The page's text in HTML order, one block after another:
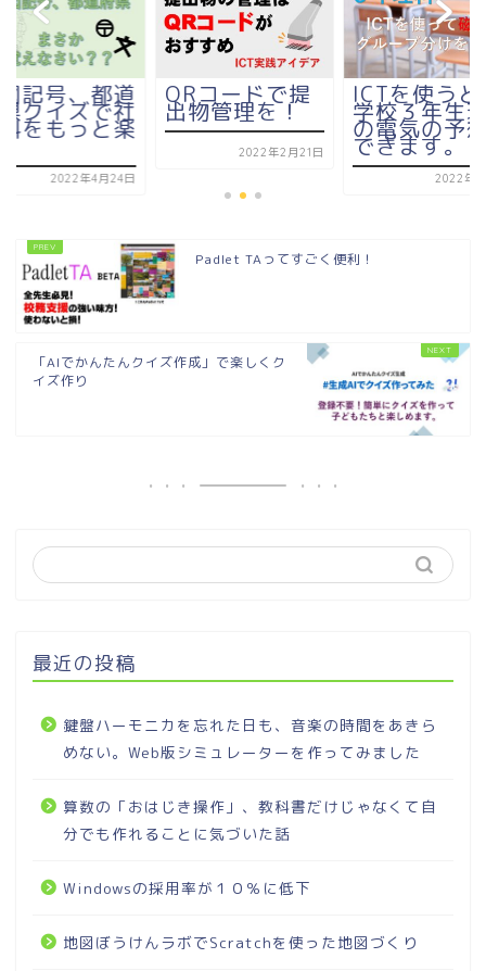
記号、都道
クイズで社
をもっと楽
2022年4月24日
QRコードで提
出物管理を！
2022年2月21日
ICTを使うと
学校３年生
の電気の予
できます。
2022年1
Padlet TAってすごく便利！
「AIでかんたんクイズ作成」で楽しくク
イズ作り
最近の投稿
鍵盤ハーモニカを忘れた日も、音楽の時間をあきら
めない。Web版シミュレーターを作ってみました
算数の「おはじき操作」、教科書だけじゃなくて自
分でも作れることに気づいた話
Windowsの採用率が１０％に低下
地図ぼうけんラボでScratchを使った地図づくり